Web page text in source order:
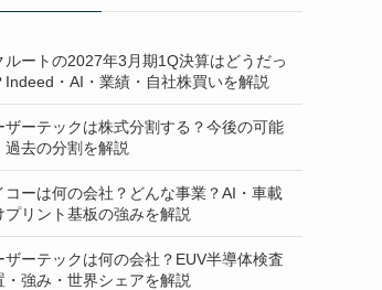
ルートの2027年3月期1Q決算はどうだっ
Indeed・AI・業績・自社株買いを解説
ザーテックは株式分割する？今後の可能
過去の分割を解説
コーは何の会社？どんな事業？AI・車載
プリント基板の強みを解説
ザーテックは何の会社？EUV半導体検査
・強み・世界シェアを解説